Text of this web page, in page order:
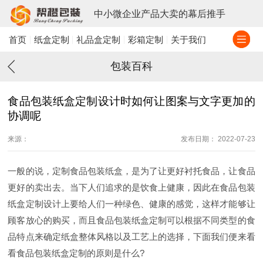
中小微企业产品大卖的幕后推手
首页 纸盒定制 礼品盒定制 彩箱定制 关于我们
包装百科
食品包装纸盒定制设计时如何让图案与文字更加的
协调呢
来源： 发布日期： 2022-07-23
一般的说，定制食品包装纸盒，是为了让更好衬托食品，让食品
更好的卖出去。当下人们追求的是饮食上健康，因此在食品包装
纸盒定制设计上要给人们一种绿色、健康的感觉，这样才能够让
顾客放心的购买，而且食品包装纸盒定制可以根据不同类型的食
品特点来确定纸盒整体风格以及工艺上的选择，下面我们便来看
看食品包装纸盒定制的原则是什么?